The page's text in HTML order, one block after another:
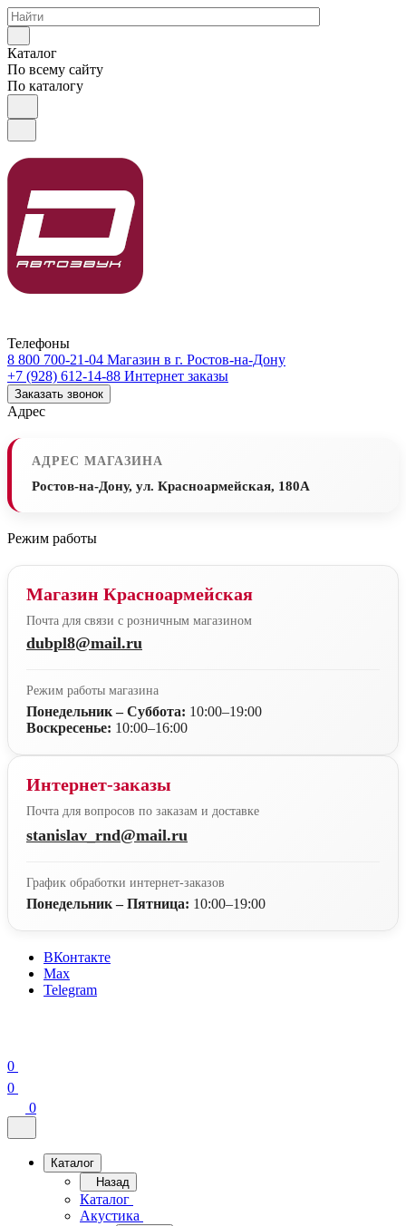
Каталог
По всему сайту
По каталогу
Телефоны
8 800 700-21-04 Магазин в г. Ростов-на-Дону
+7 (928) 612-14-88 Интернет заказы
Заказать звонок
Адрес
АДРЕС МАГАЗИНА
Ростов-на-Дону, ул. Красноармейская, 180А
Режим работы
Магазин Красноармейская
Почта для связи с розничным магазином
dubpl8@mail.ru
Режим работы магазина
Понедельник – Суббота: 10:00–19:00
Воскресенье: 10:00–16:00
Интернет-заказы
Почта для вопросов по заказам и доставке
stanislav_rnd@mail.ru
График обработки интернет-заказов
Понедельник – Пятница: 10:00–19:00
ВКонтакте
Max
Telegram
0
0
0
Каталог
Назад
Каталог
Акустика